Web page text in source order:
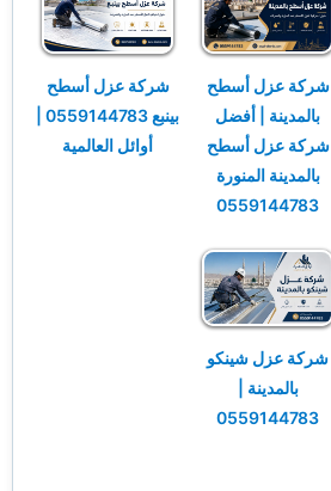
شركة عزل أسطح
بالمدينة | أفضل
شركة عزل أسطح
بالمدينة المنورة
0559144783
شركة عزل أسطح
بينبع 0559144783 |
أوائل العالمية
شركة عزل شينكو
بالمدينة |
0559144783